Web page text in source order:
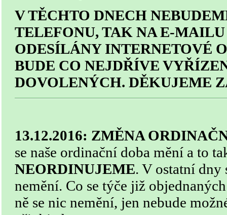
V TĚCHTO DNECH
TELEFONU, TAK NA E-
ODESÍLÁNY INTERNETOVÉ
BUDE CO NEJDŘÍVE
DOVOLENÝCH. DĚKUJEME
13.12.2016: ZMĚNA
se naše ordinační doba mění a to
NEORDINUJEME. V ostatní dny
nemění. Co se týče již
ně se nic nemění, jen nebude